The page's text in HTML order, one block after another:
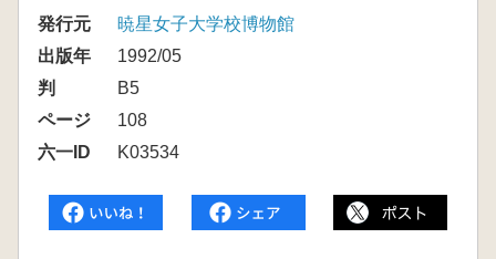
発行元
暁星女子大学校博物館
出版年
1992/05
判
B5
ページ
108
六一ID
K03534